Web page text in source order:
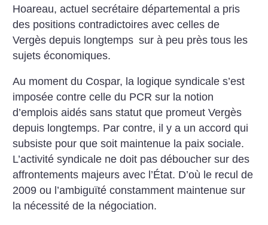
Hoareau, actuel secrétaire départemental a pris
des positions contradictoires avec celles de
Vergès depuis longtemps sur à peu près tous les
sujets économiques.
Au moment du Cospar, la logique syndicale s’est
imposée contre celle du PCR sur la notion
d’emplois aidés sans statut que promeut Vergès
depuis longtemps. Par contre, il y a un accord qui
subsiste pour que soit maintenue la paix sociale.
L’activité syndicale ne doit pas déboucher sur des
affrontements majeurs avec l’État. D’où le recul de
2009 ou l’ambiguïté constamment maintenue sur
la nécessité de la négociation.